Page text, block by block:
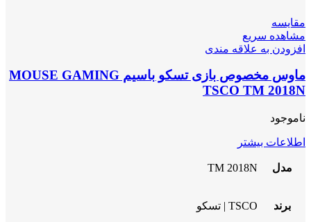
مقایسه
مشاهده سریع
افزودن به علاقه مندی
ماوس مخصوص بازی تسکو باسیم MOUSE GAMING
TSCO TM 2018N
ناموجود
اطلاعات بیشتر
مدل TM 2018N
برند TSCO | تسکو